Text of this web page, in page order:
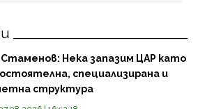
Нека запазим ЦАР като
специализирана и
структура